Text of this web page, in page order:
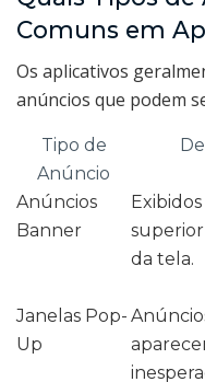
Comuns em
Os aplicativos
anúncios que podem
Tipo de
Anúncio
Anúncios
Banner
da tela.
Janelas Pop-
Up